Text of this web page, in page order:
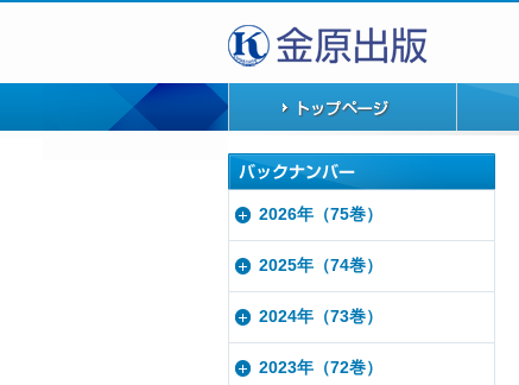
2026年（75巻）
2025年（74巻）
2024年（73巻）
2023年（72巻）